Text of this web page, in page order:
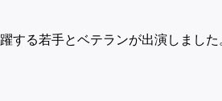
する若手とベテランが出演しました